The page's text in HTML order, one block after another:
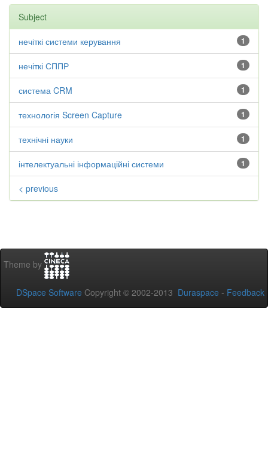
Subject
1
нечіткі системи керування
1
нечіткі СППР
1
система CRM
1
технологія Screen Capture
1
технічні науки
1
інтелектуальні інформаційні системи
< previous
Theme by
DSpace Software Copyright © 2002-2013 Duraspace - Feedback